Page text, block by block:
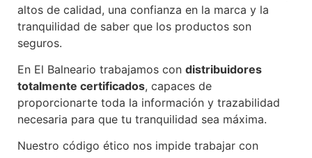
altos de calidad, una confianza en la marca y la
tranquilidad de saber que los productos son
seguros.
En El Balneario trabajamos con distribuidores
totalmente certificados, capaces de
proporcionarte toda la información y trazabilidad
necesaria para que tu tranquilidad sea máxima.
Nuestro código ético nos impide trabajar con